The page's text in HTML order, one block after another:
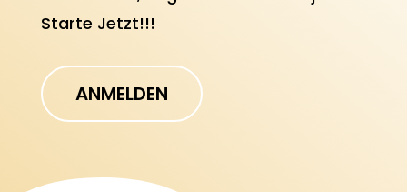
Starte Jetzt!!!
ANMELDEN